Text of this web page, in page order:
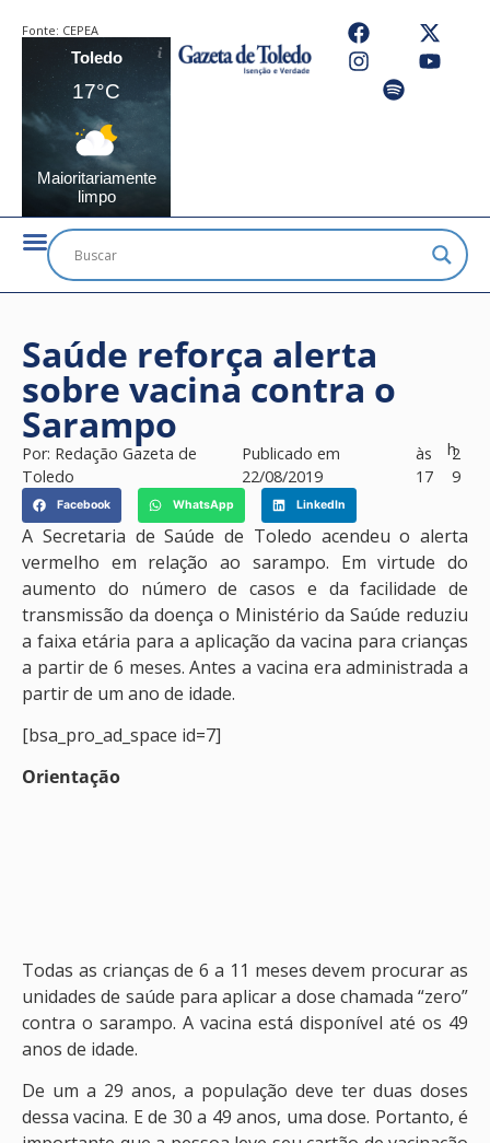
Fonte: CEPEA
Toledo
17°C
Maioritariamente
limpo
Saúde reforça alerta
sobre vacina contra o
Sarampo
Por: Redação Gazeta de
Toledo
Publicado em
22/08/2019
às
17
h2
9
Facebook WhatsApp LinkedIn
A Secretaria de Saúde de Toledo acendeu o alerta
vermelho em relação ao sarampo. Em virtude do
aumento do número de casos e da facilidade de
transmissão da doença o Ministério da Saúde reduziu
a faixa etária para a aplicação da vacina para crianças
a partir de 6 meses. Antes a vacina era administrada a
partir de um ano de idade.
[bsa_pro_ad_space id=7]
Orientação
Todas as crianças de 6 a 11 meses devem procurar as
unidades de saúde para aplicar a dose chamada “zero”
contra o sarampo. A vacina está disponível até os 49
anos de idade.
De um a 29 anos, a população deve ter duas doses
dessa vacina. E de 30 a 49 anos, uma dose. Portanto, é